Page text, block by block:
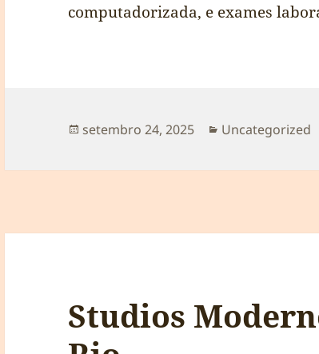
computadorizada, e exames
Publicado
setembro 24, 2025 Categorias
Uncategorized
Studios